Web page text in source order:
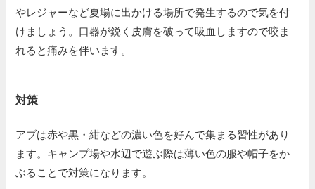
やレジャーなど夏場に出かける場所で発生するので気を付
けましょう。口器が鋭く皮膚を破って吸血しますので咬ま
れると痛みを伴います。
対策
アブは赤や黒・紺などの濃い色を好んで集まる習性があり
ます。キャンプ場や水辺で遊ぶ際は薄い色の服や帽子をか
ぶることで対策になります。